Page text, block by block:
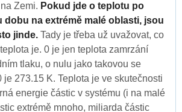
Zemi. Pokud jde o teplotu po
dobu na extrémě malé oblasti, jsou
jinde. Tady je třeba už uvažovat, co
je. 0 je jen teplota zamrzání
tlaku, o nulu jako takovou se
je 273.15 K. Teplota je ve skutečnosti
energie částic v systému (i na malé
extrémě mnoho, miliarda částic